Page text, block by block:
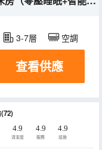
3-7層 空調
查看供應
4.9
清潔度
4.9
服務
4.9
設施